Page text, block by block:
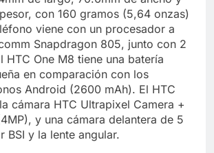
con 160 gramos (5,64 onzas)
viene con un procesador a
Snapdragon 805, junto con 2
HTC One M8 tiene una batería
en comparación con los
Android (2600 mAh). El HTC
cámara HTC Ultrapixel Camera +
y una cámara delantera de 5
BSI y la lente angular.